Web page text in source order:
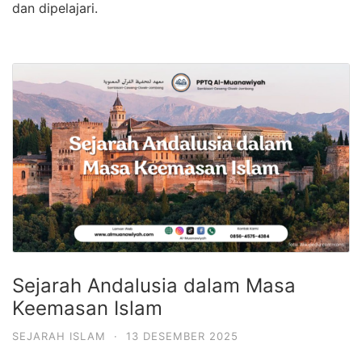
dan dipelajari.
Sejarah Andalusia dalam Masa
Keemasan Islam
SEJARAH ISLAM · 13 DESEMBER 2025